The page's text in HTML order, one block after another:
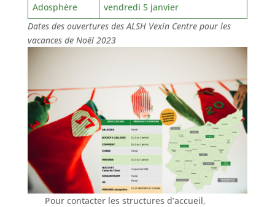
Adosphère
vendredi 5 janvier
Dates des ouvertures des ALSH Vexin Centre pour les
vacances de Noël 2023
Pour contacter les structures d’accueil,